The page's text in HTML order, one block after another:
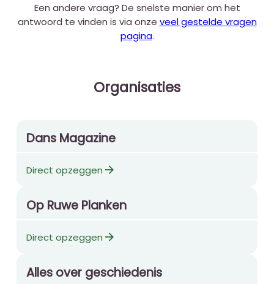
Een andere vraag? De snelste manier om het
antwoord te vinden is via onze veel gestelde vragen
pagina.
Organisaties
Dans Magazine
Direct opzeggen arrow_forward
Op Ruwe Planken
Direct opzeggen arrow_forward
Alles over geschiedenis